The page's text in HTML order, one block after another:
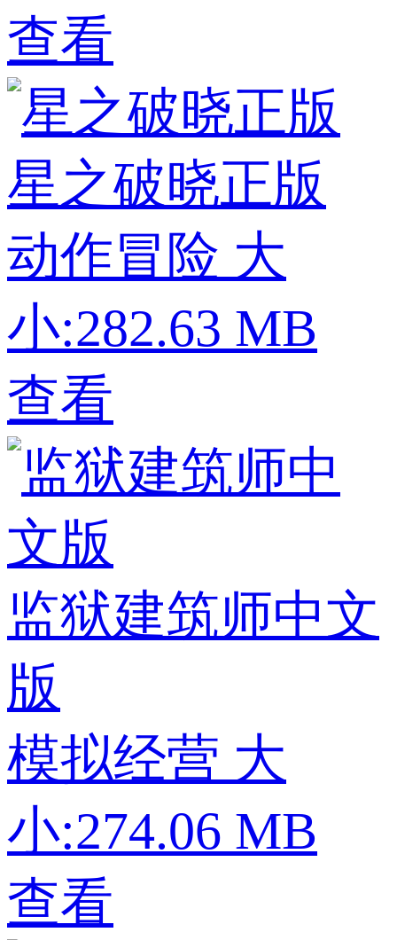
查看
星之破晓正版
动作冒险 大
小:282.63 MB
查看
监狱建筑师中文
版
模拟经营 大
小:274.06 MB
查看